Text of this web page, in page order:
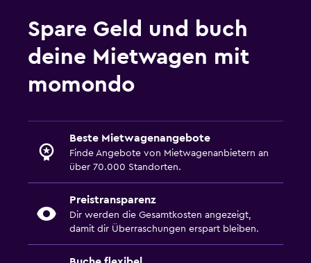
Spare Geld und buch
deine Mietwagen mit
momondo
Beste Mietwagenangebote
Finde Angebote von Mietwagenanbietern an
über 70.000 Standorten.
Preistransparenz
Dir werden die Gesamtkosten angezeigt,
damit dir Überraschungen erspart bleiben.